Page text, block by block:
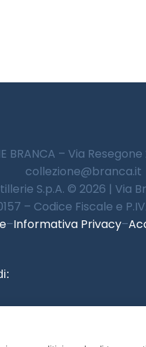
BRANCA – Via
collezione@branca.it
S.p.A. © 2026 | Via
– Codice Fiscale e
–Informativa Privacy–